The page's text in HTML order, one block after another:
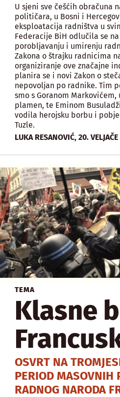
U sjeni sve češćih obračuna
političara, u Bosni i
eksploatacija radništva u
Federacije BiH odlučila se
porobljavanju i umirenju
Zakona o štrajku radnicima
organiziranje ove značajne
planira se i novi Zakon o
nepovoljan po radnike. Tim
smo s Goranom
plamen, te Eminom
vodila herojsku borbu i
Tuzle.
LUKA RESANOVIĆ, 20.
TEMA
Klasne
OSVRT NA
PERIOD MASOVNIH
RADNOG NARODA